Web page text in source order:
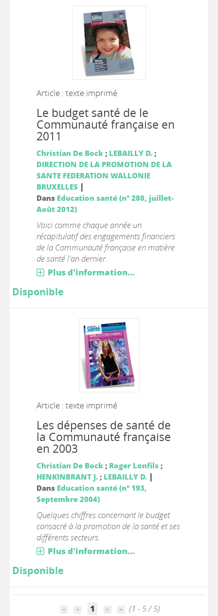
Article : texte imprimé
Le budget santé de le
Communauté française en
2011
Christian De Bock; LEBAILLY D.;
DIRECTION DE LA PROMOTION DE LA
SANTE FEDERATION WALLONIE
BRUXELLES |
Dans Education santé (n° 280, juillet-
Août 2012)
Voici comme chaque année un
récapitulatif des engagements financiers
de la Communauté française en matière
de santé l'an dernier.
Plus d'information...
Disponible
Article : texte imprimé
Les dépenses de santé de
la Communauté française
en 2003
Christian De Bock; Roger Lonfils;
HENKINBRANT J.; LEBAILLY D. |
Dans Education santé (n° 193,
Septembre 2004)
Quelques chiffres concernant le budget
consacré à la promotion de la santé et ses
différents secteurs.
Plus d'information...
Disponible
1 (1 - 5 / 5)